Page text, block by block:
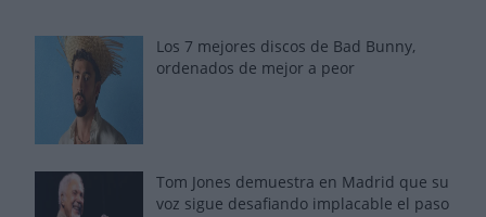
Los 7 mejores discos de Bad Bunny,
ordenados de mejor a peor
Tom Jones demuestra en Madrid que su
voz sigue desafiando implacable el paso